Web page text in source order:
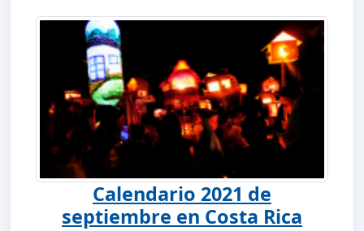
Calendario 2021 de
septiembre en Costa Rica